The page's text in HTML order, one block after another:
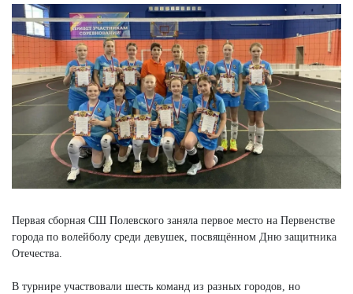
Первая сборная СШ Полевского заняла первое место на Первенстве
города по волейболу среди девушек, посвящённом Дню защитника
Отечества.
В турнире участвовали шесть команд из разных городов, но